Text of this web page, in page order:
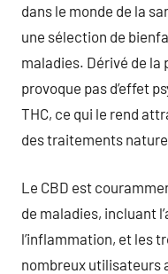
dans le monde de la
une sélection de
maladies. Dérivé de la
provoque pas d’effet
THC, ce qui le rend
des traitements
Le CBD est
de maladies, incluant
l’inflammation, et les
nombreux utilisateurs